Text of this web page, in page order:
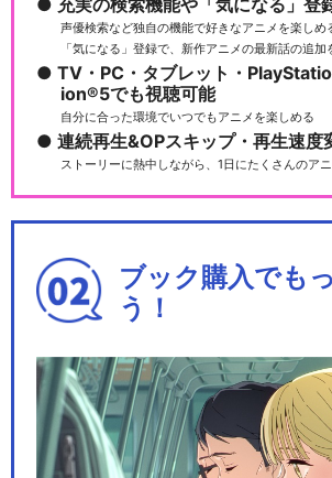
充実の検索機能や「気になる」登
声優検索など独自の機能で好きなアニメを楽しめ
「気になる」登録で、新作アニメの最新話の追加
TV・PC・タブレット・
ion®5でも視聴可能
自分に合った環境でいつでもアニメを楽しめる
連続再生&OPスキップ・再生速度
ストーリーに熱中しながら、1日にたくさんのア
ブック購入でも
う！